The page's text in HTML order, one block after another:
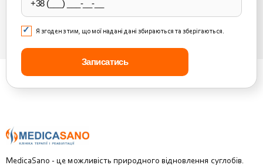
Я згоден з тим, що мої надані дані збираються та зберігаються.
MedicaSano - це можливість природного відновлення суглобів.